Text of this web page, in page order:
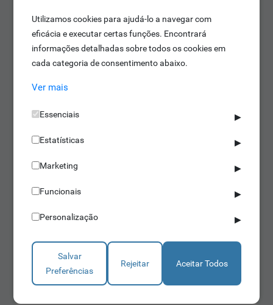
Apto para mobilidade reduzida
Abertura da porta a 90º
Disponível em aço 304 e aço 316
Utilizamos cookies para ajudá-lo a navegar com
eficácia e executar certas funções. Encontrará
informações detalhadas sobre todos os cookies em
cada categoria de consentimento abaixo.
Ver mais
Essenciais ▶
Estatísticas ▶
Marketing ▶
Funcionais ▶
Personalização ▶
Salvar
Preferências
Rejeitar Aceitar Todos